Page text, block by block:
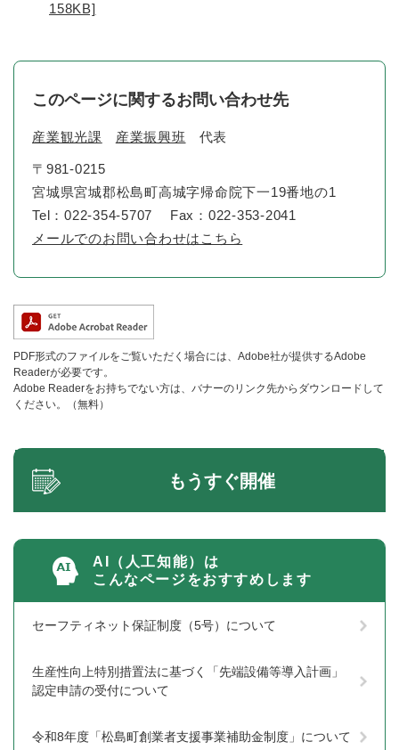
158KB]
このページに関するお問い合わせ先
産業観光課 産業振興班 代表
〒981-0215
宮城県宮城郡松島町高城字帰命院下一19番地の1
Tel：022-354-5707
Fax：022-353-2041
メールでのお問い合わせはこちら
PDF形式のファイルをご覧いただく場合には、Adobe社が提供するAdobe
Readerが必要です。
Adobe Readerをお持ちでない方は、バナーのリンク先からダウンロードして
ください。（無料）
もうすぐ開催
AI（人工知能）は
こんなページをおすすめします
セーフティネット保証制度（5号）について
生産性向上特別措置法に基づく「先端設備等導入計画」
認定申請の受付について
令和8年度「松島町創業者支援事業補助金制度」について